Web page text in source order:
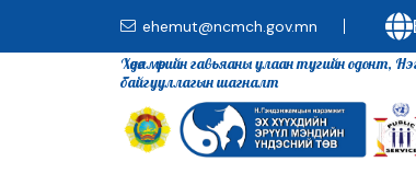
ehemut@ncmch.gov.mn
Хөдөлмөрийн гавьяаны улаан тугийн одонт,
байгууллагын шагналт